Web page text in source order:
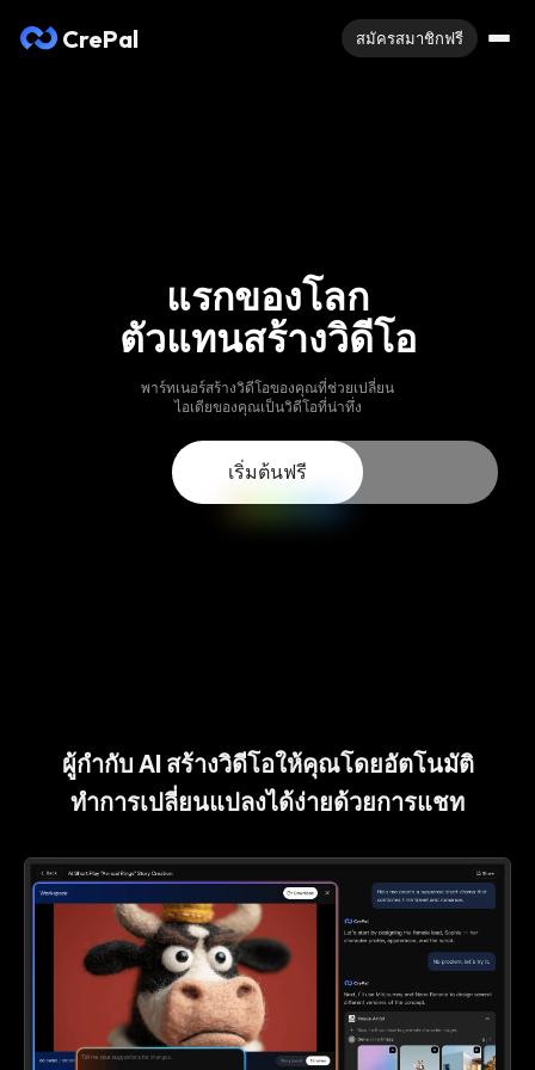
CrePal สมัครสมาชิกฟรี
แรกของโลก
ตัวแทนสร้างวิดีโอ
พาร์ทเนอร์สร้างวิดีโอของคุณที่ช่วยเปลี่ยน
ไอเดียของคุณเป็นวิดีโอที่น่าทึ่ง
เริ่มต้นฟรี
ผู้กำกับ AI สร้างวิดีโอให้คุณโดยอัตโนมัติ
ทำการเปลี่ยนแปลงได้ง่ายด้วยการแชท